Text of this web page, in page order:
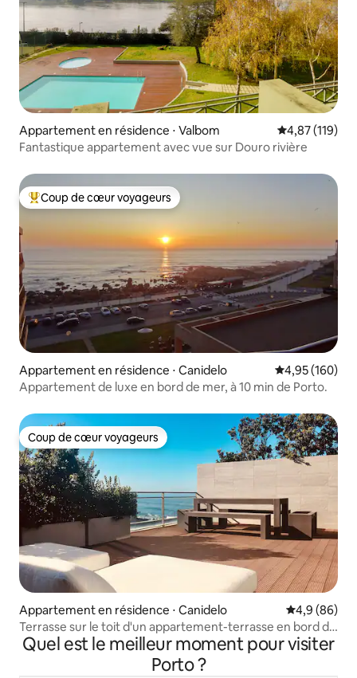
Appartement en résidence ⋅ Valbom Évaluation
4,87 (119)
Fantastique appartement avec vue sur Douro rivière
Coups de cœur voyageurs les plus appréciés
Coup de cœur voyageurs
Appartement en résidence ⋅ Canidelo Évaluation
4,95 (160)
Appartement de luxe en bord de mer, à 10 min de Porto.
Coup de cœur voyageurs
Coup de cœur voyageurs
Appartement en résidence ⋅ Canidelo Évaluation
4,9 (86)
Terrasse sur le toit d'un appartement-terrasse en bord de
mer
Quel est le meilleur moment pour visiter
Porto ?